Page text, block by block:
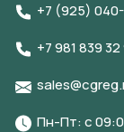
+7 (925)
+7 981 839
Пн-Пт: с